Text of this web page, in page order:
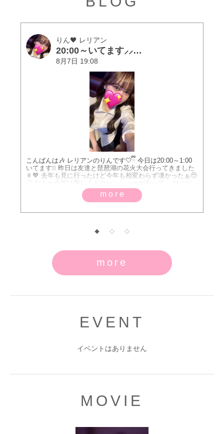
りん🖤 レリアン
20:00～いてます⸝⸝> <⸝⸝♡
8月7日 19:08
こんばんは🎶 レリアンのりんです🤍ྀི 今日は20:00～1:00
いてます❕❕ 昨日は友達と琵琶湖の花火大会行ってきました
🎇💖 去年も見に行ったけど今年も相変わらず凄かったぁ🥺
♡ なんか今年は新しくドローンショーがあって、 ひこに
ゃんとか色々キャラクターが出てきて可愛かった
（՞>‎⩊<՞） 金晩たくさんお酒待ってまーす😻🤍ྀི
more
◆ ◇ ◇
more
EVENT
イベントはありません
MOVIE